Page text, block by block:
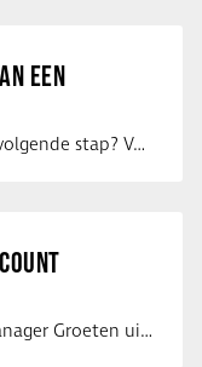
EEN
Ben jij optometrist en toe aan een volgende stap? Voor een optiekketen is Eye …
Vacature Luxury Brands Account Manager Groeten uit Spanje! Vanaf mijn …